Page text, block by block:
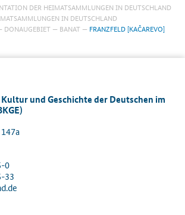
DER HEIMATSAMMLUNGEN IN DEUTSCHLAND
IN DEUTSCHLAND
DONAUGEBIET BANAT FRANZFELD [KAČAREVO]
und Geschichte der Deutschen im
0
33